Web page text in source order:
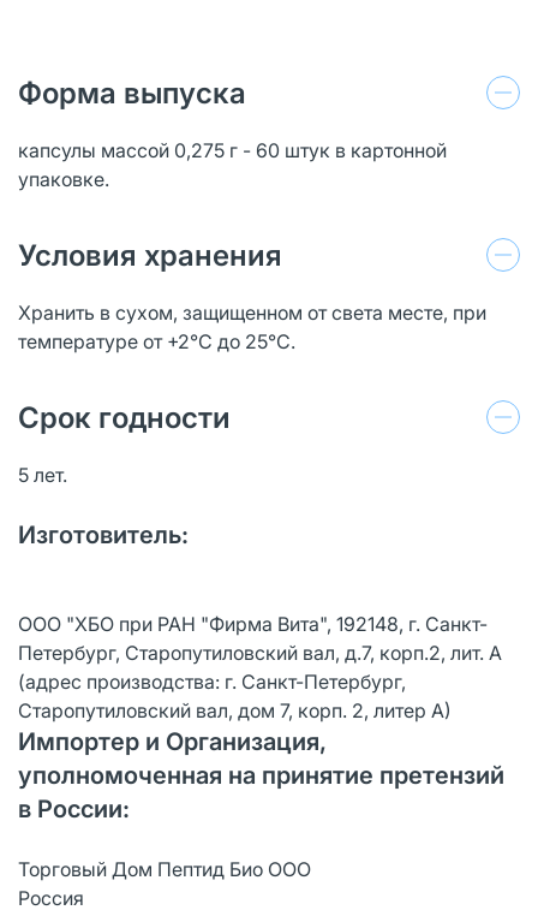
Форма выпуска
капсулы массой 0,275 г - 60 штук в картонной
упаковке.
Условия хранения
Хранить в сухом, защищенном от света месте, при
температуре от +2°С до 25°С.
Срок годности
5 лет.
Изготовитель:
ООО "ХБО при РАН "Фирма Вита", 192148, г. Санкт-
Петербург, Старопутиловский вал, д.7, корп.2, лит. А
(адрес производства: г. Санкт-Петербург,
Старопутиловский вал, дом 7, корп. 2, литер А)
Импортер и Организация,
уполномоченная на принятие претензий
в России:
Торговый Дом Пептид Био ООО
Россия